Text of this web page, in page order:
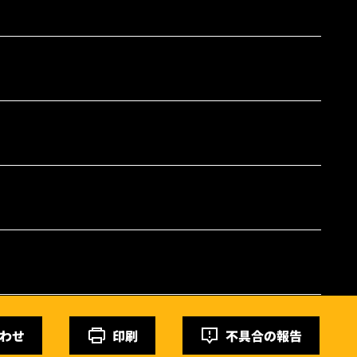
せ 印刷 不具合の報告